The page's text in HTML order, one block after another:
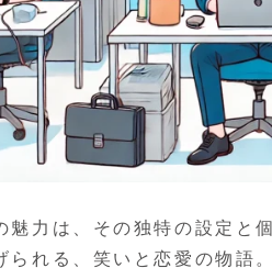
魅力は、その独特の設定
られる、笑いと恋愛の物語